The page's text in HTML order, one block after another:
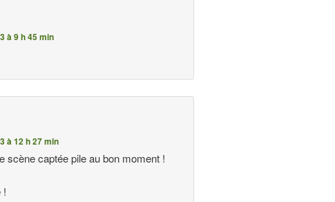
à 9 h 45 min
à 12 h 27 min
scène captée pile au bon moment !
!